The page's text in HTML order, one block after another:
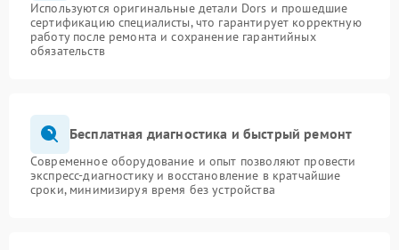
Используются оригинальные детали Dors и прошедшие
сертификацию специалисты, что гарантирует корректную
работу после ремонта и сохранение гарантийных
обязательств
Бесплатная диагностика и быстрый ремонт
Современное оборудование и опыт позволяют провести
экспресс-диагностику и восстановление в кратчайшие
сроки, минимизируя время без устройства